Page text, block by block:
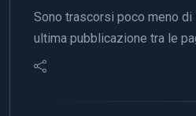
Sono trascorsi poco meno
ultima pubblicazione tra le